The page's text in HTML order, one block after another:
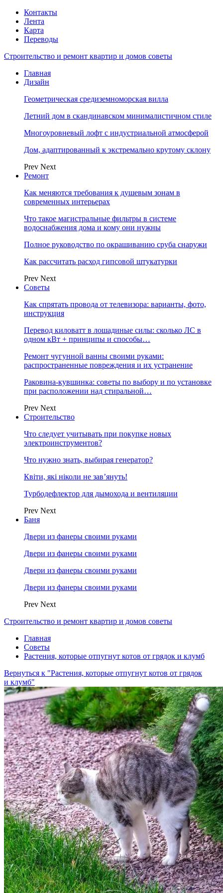
Контакты
Лента
Карта
Переводы
Строительство и ремонт квартир и домов советы
Главная
Дизайн
Геометрическая средиземноморская вилла
Летний дом в скандинавском минималистичном стиле
Многоуровневый лофт с индустриальной атмосферой
Дом, адаптированный к экстремально крутому склону
Prev Next
Ремонт
Как меняются требования к душевым зонам в
современных интерьерах
Что такое магистральные фильтры в системе
водоснабжения дома и кому они нужны
Полное руководство по окрашиванию сруба снаружи
Как рассчитать расход гипсовой штукатурки
Prev Next
Советы
Как спрятать провода от телевизора: варианты, фото,
инструкция
Перевод киловатт в лошадиные силы: сколько ЛС в
одном кВт + принципы и способы…
Ремонт чугунной ванны своими руками:
распространенные повреждения и их устранение
Раковина-кувшинка: советы по выбору и по установке
при расположении над стиральной…
Prev Next
Строительство
Что следует учитывать при покупке новых
электроинструментов?
Что нужно знать, выбирая генератор?
Квіти, які ніколи не зав’януть!
Турбодефлектор для дымохода и вентиляции
Prev Next
Баня
Двери из фанеры своими руками
Двери из фанеры своими руками
Двери из фанеры своими руками
Двери из фанеры своими руками
Prev Next
Строительство и ремонт квартир и домов советы
Главная
Советы
Растения, которые отпугнут котов от грядок и клумб
Вернуться к "Растения, которые отпугнут котов от грядок
и клумб"